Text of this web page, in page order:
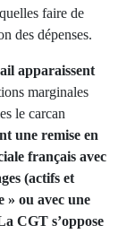
faire de
des dépenses.
apparaissent
marginales
le carcan
une remise en
français avec
(actifs et
» ou avec une
CGT s’oppose